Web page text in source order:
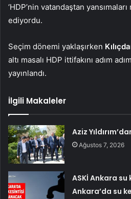
‘HDP’nin vatandaştan
ediyordu.
Seçim dönemi yaklaşırken
altı masalı HDP ittifakını adım
yayınlandı.
İlgili Makaleler
Aziz
Ağustos 7, 2026
ASKİ Ankara
Ankara’da su